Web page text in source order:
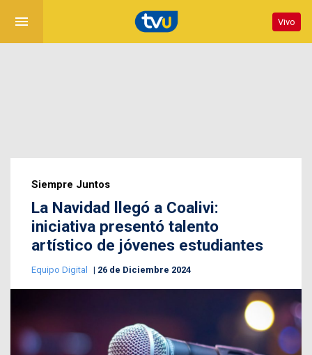
menu Vivo
Siempre Juntos
La Navidad llegó a Coalivi:
iniciativa presentó talento
artístico de jóvenes estudiantes
Equipo Digital 26 de Diciembre 2024